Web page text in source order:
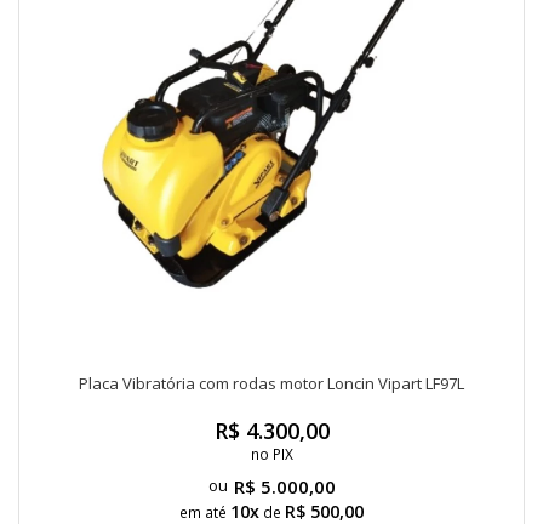
Placa Vibratória com rodas motor Loncin Vipart LF97L
R$ 5.000,00
em até 10x de R$ 500,00
R$ 4.300,00
no PIX